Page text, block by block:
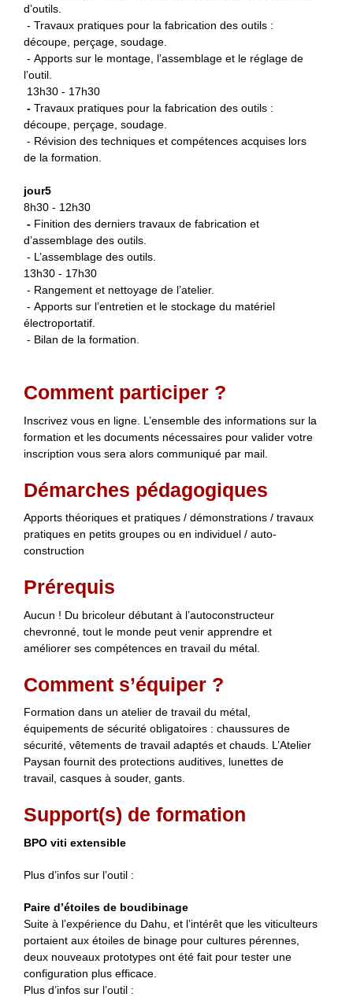
d’outils.
- Travaux pratiques pour la fabrication des outils :
découpe, perçage, soudage.
- Apports sur le montage, l’assemblage et le réglage de
l’outil.
13h30 - 17h30
- Travaux pratiques pour la fabrication des outils :
découpe, perçage, soudage.
- Révision des techniques et compétences acquises lors
de la formation.
jour5
8h30 - 12h30
- Finition des derniers travaux de fabrication et
d’assemblage des outils.
- L’assemblage des outils.
13h30 - 17h30
- Rangement et nettoyage de l’atelier.
- Apports sur l’entretien et le stockage du matériel
électroportatif.
- Bilan de la formation.
Comment participer ?
Inscrivez vous en ligne. L’ensemble des informations sur la
formation et les documents nécessaires pour valider votre
inscription vous sera alors communiqué par mail.
Démarches pédagogiques
Apports théoriques et pratiques / démonstrations / travaux
pratiques en petits groupes ou en individuel / auto-
construction
Prérequis
Aucun ! Du bricoleur débutant à l’autoconstructeur
chevronné, tout le monde peut venir apprendre et
améliorer ses compétences en travail du métal.
Comment s’équiper ?
Formation dans un atelier de travail du métal,
équipements de sécurité obligatoires : chaussures de
sécurité, vêtements de travail adaptés et chauds. L’Atelier
Paysan fournit des protections auditives, lunettes de
travail, casques à souder, gants.
Support(s) de formation
BPO viti extensible
Plus d’infos sur l’outil :
Paire d’étoiles de boudibinage
Suite à l’expérience du Dahu, et l’intérêt que les viticulteurs
portaient aux étoiles de binage pour cultures pérennes,
deux nouveaux prototypes ont été fait pour tester une
configuration plus efficace.
Plus d’infos sur l’outil :